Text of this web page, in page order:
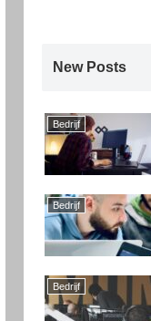
New Posts
Bedrijf
Bedrijf
Bedrijf